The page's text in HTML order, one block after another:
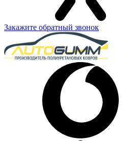
Закажите обратный звонок